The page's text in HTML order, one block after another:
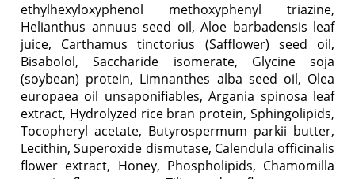
ethylhexyloxyphenol methoxyphenyl triazine,
Helianthus annuus seed oil, Aloe barbadensis leaf
juice, Carthamus tinctorius (Safflower) seed oil,
Bisabolol, Saccharide isomerate, Glycine soja
(soybean) protein, Limnanthes alba seed oil, Olea
europaea oil unsaponifiables, Argania spinosa leaf
extract, Hydrolyzed rice bran protein, Sphingolipids,
Tocopheryl acetate, Butyrospermum parkii butter,
Lecithin, Superoxide dismutase, Calendula officinalis
flower extract, Honey, Phospholipids, Chamomilla